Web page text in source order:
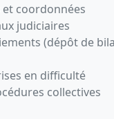
coordonnées
judiciaires
(dépôt de
en difficulté
collectives